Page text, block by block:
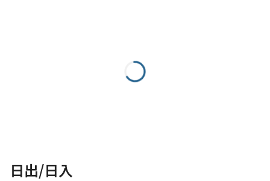
日出/日入